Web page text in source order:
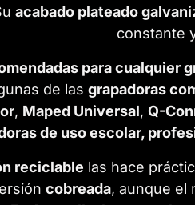
acabado plateado
constante
para cualquier
de las grapadoras
, Maped Universal, Q-
de uso escolar,
reciclable las hace
cobreada, aunque el